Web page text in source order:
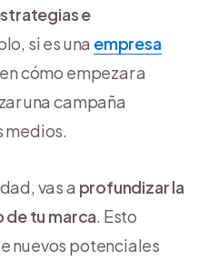
e
si es una empresa
cómo empezar a
una campaña
medios.
vas a profundizar la
tu marca. Esto
nuevos potenciales